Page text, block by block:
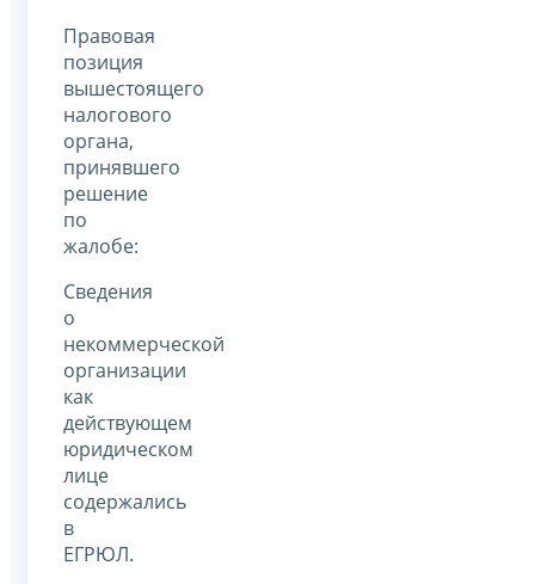
Правовая
позиция
вышестоящего
налогового
органа,
принявшего
решение
по
жалобе:
Сведения
о
некоммерческой
организации
как
действующем
юридическом
лице
содержались
в
ЕГРЮЛ.